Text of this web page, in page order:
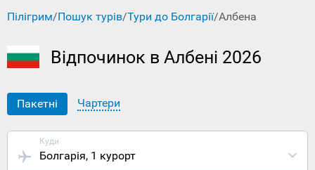
Пілігрим/Пошук турів/Тури до Болгарії/Албена
Відпочинок в Албені 2026
Пакетні Чартери
Куди
Болгарія, 1 курорт